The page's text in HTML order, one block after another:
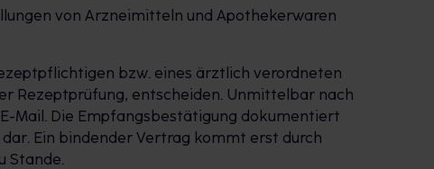
von Arzneimitteln und Apothekerwaren
bzw. eines ärztlich verordneten
Rezeptprüfung, entscheiden. Unmittelbar nach
Mail. Die Empfangsbestätigung dokumentiert
Ein bindender Vertrag kommt erst durch
Stande.